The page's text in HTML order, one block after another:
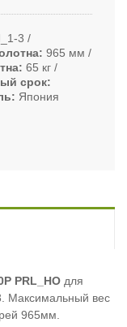
3
965 мм
65 кг
срок
Япония
PRL_HO для
Максимальный вес
965мм.